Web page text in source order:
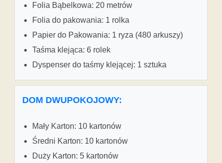
Folia Bąbelkowa: 20 metrów
Folia do pakowania: 1 rolka
Papier do Pakowania: 1 ryza (480 arkuszy)
Taśma klejąca: 6 rolek
Dyspenser do taśmy klejącej: 1 sztuka
DOM DWUPOKOJOWY:
Mały Karton: 10 kartonów
Średni Karton: 10 kartonów
Duży Karton: 5 kartonów